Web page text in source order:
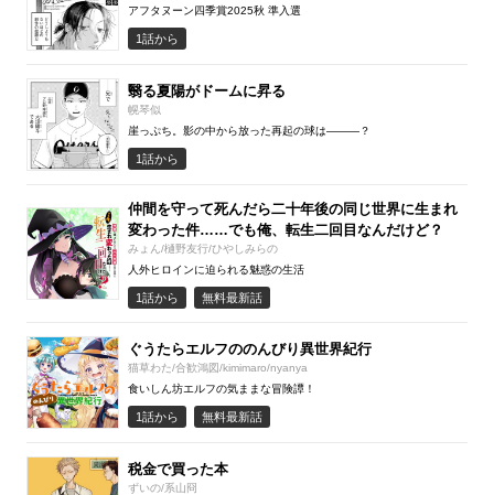
アフタヌーン四季賞2025秋 準入選
1話から
翳る夏陽がドームに昇る
幌琴似
崖っぷち。影の中から放った再起の球は―――？
1話から
仲間を守って死んだら二十年後の同じ世界に生まれ
変わった件……でも俺、転生二回目なんだけど？
みょん/樋野友行/ひやしみらの
人外ヒロインに迫られる魅惑の生活
1話から 無料最新話
ぐうたらエルフののんびり異世界紀行
猫草わた/合歓鴻図/kimimaro/nyanya
食いしん坊エルフの気ままな冒険譚！
1話から 無料最新話
税金で買った本
ずいの/系山冏